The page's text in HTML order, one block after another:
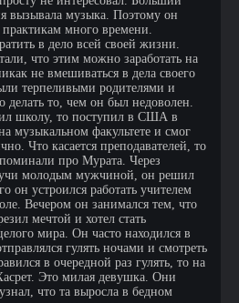
вызывала музыка. Поэтому он
много времени.
в дело всей своей жизни.
что этим можно заработать на
не вмешиваться в дела своего
терпеливыми родителями и
делать то, чем он был недоволен.
школу, то поступил в США в
музыкальном факультете и смог
Что касается преподавателей, то
про Мурата. Через
молодым мужчиной, он решил
он устроился работать учителем
Вечером он занимался тем, что
мечтой и хотел стать
мира. Он часто находился в
гулять ночами и смотреть
в очередной раз гулять, то на
Это милая девушка. Они
что та выросла в бедном